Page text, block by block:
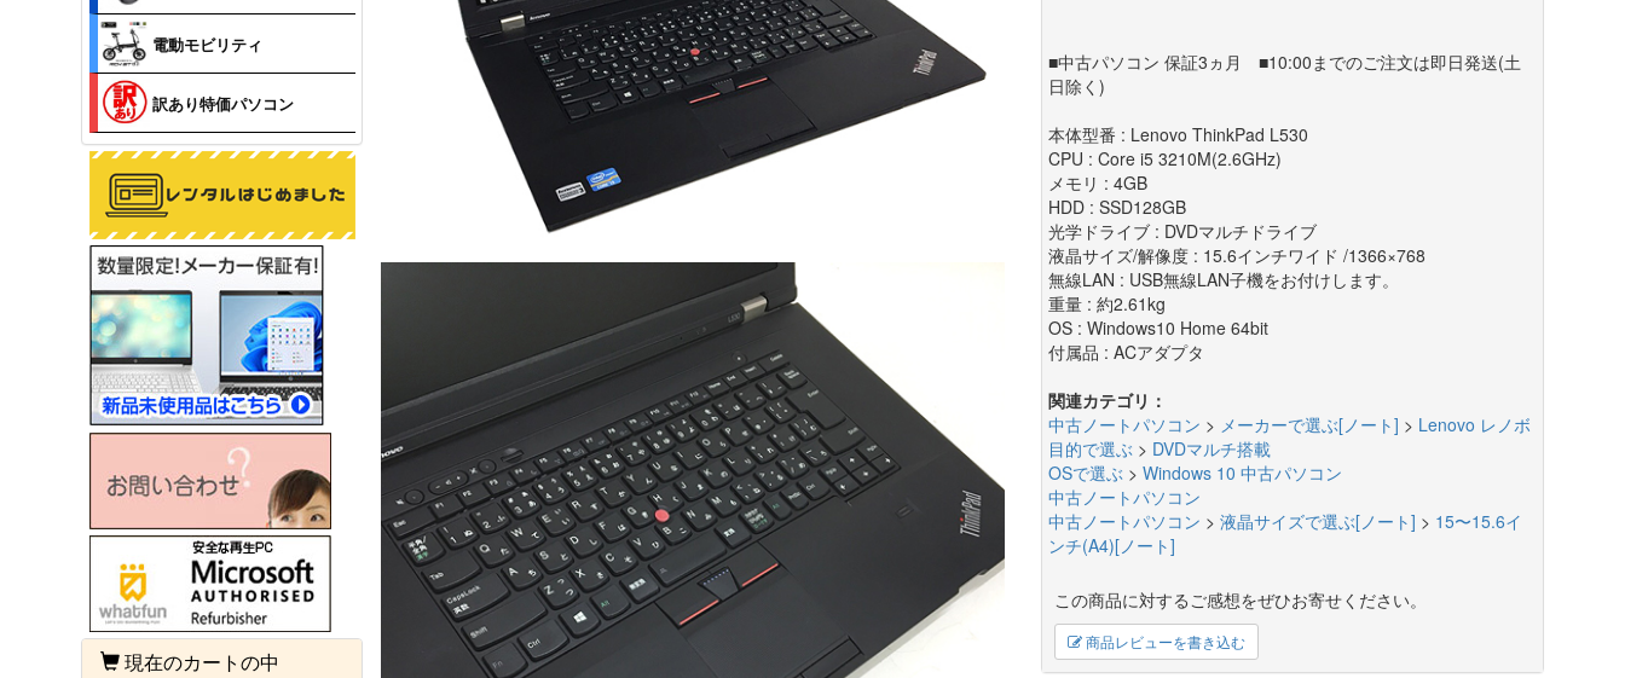
■中古パソコン 保証3ヵ月 ■10:00までのご注文は即日発送(土
日除く)
本体型番 : Lenovo ThinkPad L530
CPU : Core i5 3210M(2.6GHz)
メモリ : 4GB
HDD : SSD128GB
光学ドライブ : DVDマルチドライブ
液晶サイズ/解像度 : 15.6インチワイド /1366×768
無線LAN : USB無線LAN子機をお付けします。
重量 : 約2.61kg
OS : Windows10 Home 64bit
付属品 : ACアダプタ
関連カテゴリ：
中古ノートパソコン > メーカーで選ぶ[ノート] > Lenovo レノボ
目的で選ぶ > DVDマルチ搭載
OSで選ぶ > Windows 10 中古パソコン
中古ノートパソコン
中古ノートパソコン > 液晶サイズで選ぶ[ノート] > 15〜15.6イ
ンチ(A4)[ノート]
この商品に対するご感想をぜひお寄せください。
商品レビューを書き込む
電動モビリティ
訳あり特価パソコン
現在のカートの中